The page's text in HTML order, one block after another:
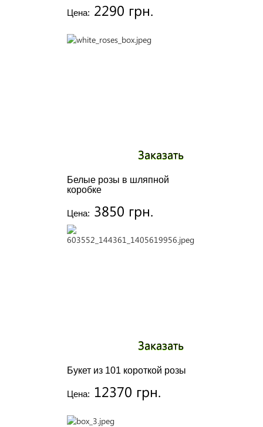
Цена: 2290 грн.
Белые розы в шляпной
коробке
Цена: 3850 грн.
Заказать
Букет из 101 короткой розы
Цена: 12370 грн.
Заказать